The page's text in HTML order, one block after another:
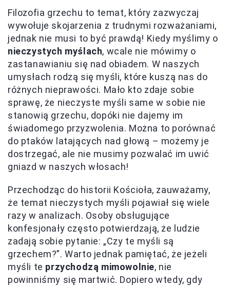
Filozofia grzechu to temat, który zazwyczaj
wywołuje skojarzenia z trudnymi rozważaniami,
jednak nie musi to być prawdą! Kiedy myślimy o
nieczystych myślach, wcale nie mówimy o
zastanawianiu się nad obiadem. W naszych
umysłach rodzą się myśli, które kuszą nas do
różnych nieprawości. Mało kto zdaje sobie
sprawę, że nieczyste myśli same w sobie nie
stanowią grzechu, dopóki nie dajemy im
świadomego przyzwolenia. Można to porównać
do ptaków latających nad głową – możemy je
dostrzegać, ale nie musimy pozwalać im uwić
gniazd w naszych włosach!
Przechodząc do historii Kościoła, zauważamy,
że temat nieczystych myśli pojawiał się wiele
razy w analizach. Osoby obsługujące
konfesjonały często potwierdzają, że ludzie
zadają sobie pytanie: „Czy te myśli są
grzechem?”. Warto jednak pamiętać, że jeżeli
myśli te przychodzą mimowolnie, nie
powinniśmy się martwić. Dopiero wtedy, gdy